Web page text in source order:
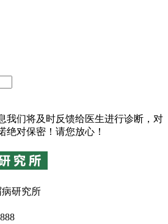
我们将及时反馈给医生进行诊断，对
绝对保密！请您放心！
研究所